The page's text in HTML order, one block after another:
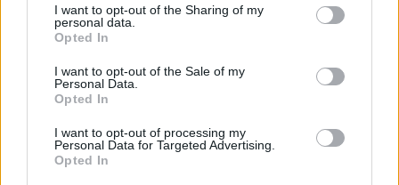
I want to opt-out of the Sharing of my
personal data.
Opted In
I want to opt-out of the Sale of my
Personal Data.
Opted In
I want to opt-out of processing my
Personal Data for Targeted Advertising.
Opted In
tartozik, melynek olvasása előfizetéses
regisztrációhoz kötött.
Az előfizetés a következőket tartalmazza:
Portfolio.hu teljes cikkarchívum
Kötéslisták: BÉT elmúlt 2 év napon belüli
kötéslistái